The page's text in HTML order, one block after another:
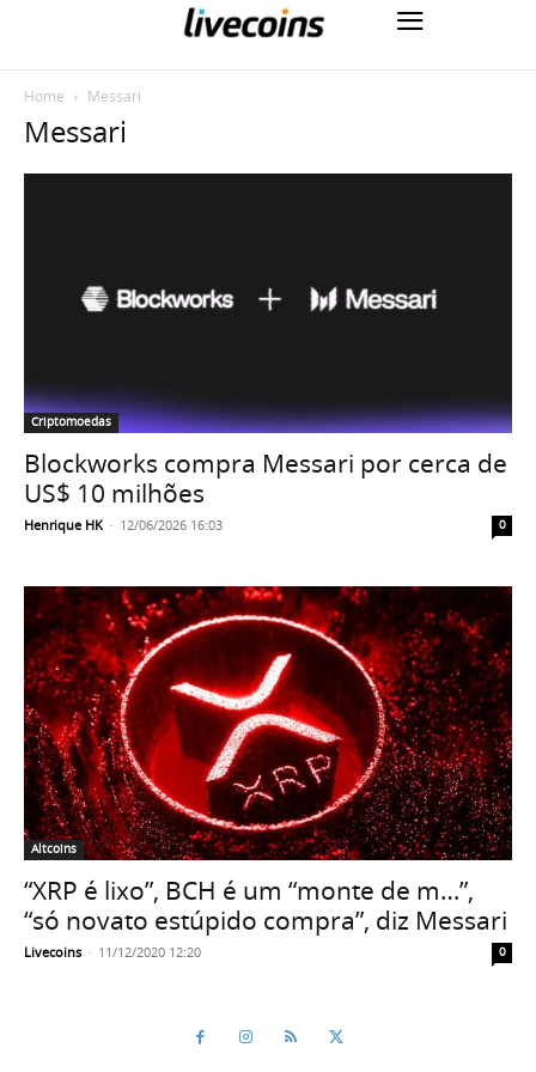
Home Messari
Messari
Criptomoedas
Blockworks compra Messari por cerca de
US$ 10 milhões
Henrique HK - 12/06/2026 16:03 0
Altcoins
“XRP é lixo”, BCH é um “monte de m…”,
“só novato estúpido compra”, diz Messari
Livecoins - 11/12/2020 12:20 0